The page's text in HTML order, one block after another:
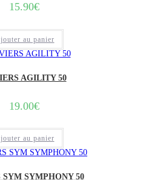
15.90€
au panier
AGILITY 50
19.00€
au panier
SYM SYMPHONY 50